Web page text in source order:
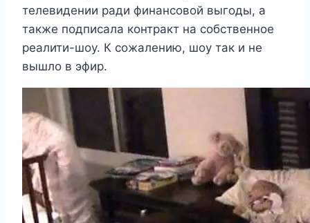
телевидении ради финансовой выгоды, а
также подписала контракт на собственное
реалити-шоу. К сожалению, шоу так и не
вышло в эфир.